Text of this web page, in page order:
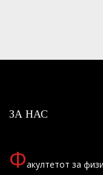
ЗА НАС
Факултетот за